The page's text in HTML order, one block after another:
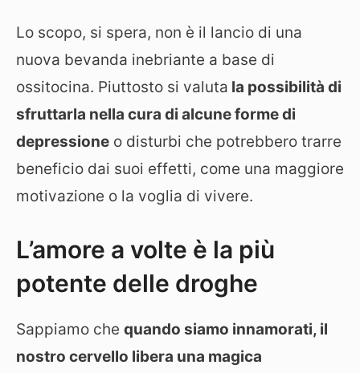
Lo scopo, si spera, non è il lancio di una
nuova bevanda inebriante a base di
ossitocina. Piuttosto si valuta la possibilità di
sfruttarla nella cura di alcune forme di
depressione o disturbi che potrebbero trarre
beneficio dai suoi effetti, come una maggiore
motivazione o la voglia di vivere.
L’amore a volte è la più
potente delle droghe
Sappiamo che quando siamo innamorati, il
nostro cervello libera una magica